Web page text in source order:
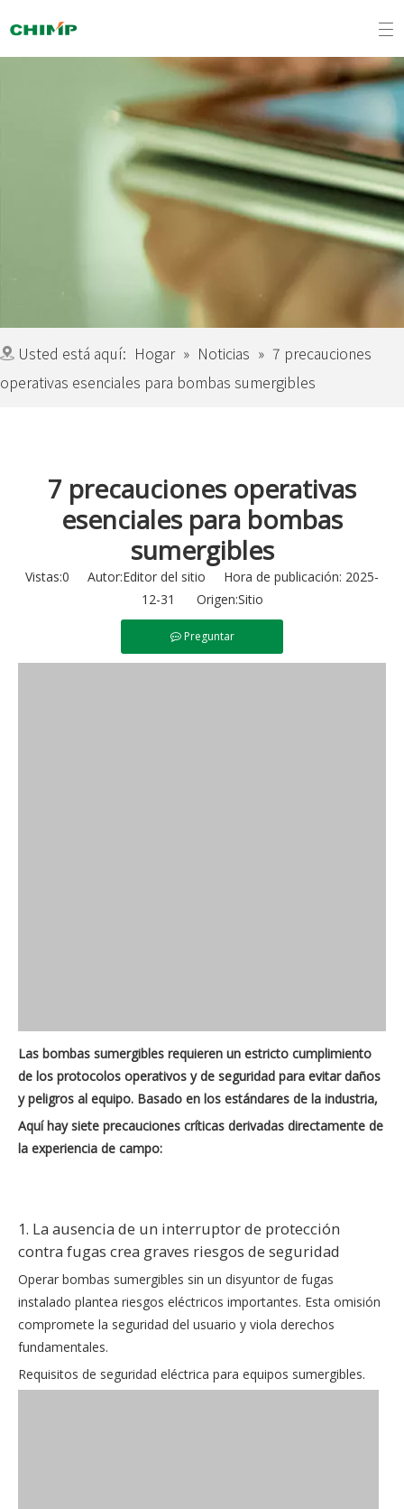
Usted está aquí: Hogar » Noticias » 7 precauciones
operativas esenciales para bombas sumergibles
7 precauciones operativas
esenciales para bombas
sumergibles
Vistas:0 Autor:Editor del sitio Hora de publicación: 2025-
12-31 Origen:Sitio
Preguntar
Las bombas sumergibles requieren un estricto cumplimiento
de los protocolos operativos y de seguridad para evitar daños
y peligros al equipo. Basado en los estándares de la industria,
Aquí hay siete precauciones críticas derivadas directamente de
la experiencia de campo:
1. La ausencia de un interruptor de protección
contra fugas crea graves riesgos de seguridad
Operar bombas sumergibles sin un disyuntor de fugas
instalado plantea riesgos eléctricos importantes. Esta omisión
compromete la seguridad del usuario y viola derechos
fundamentales.
Requisitos de seguridad eléctrica para equipos sumergibles.